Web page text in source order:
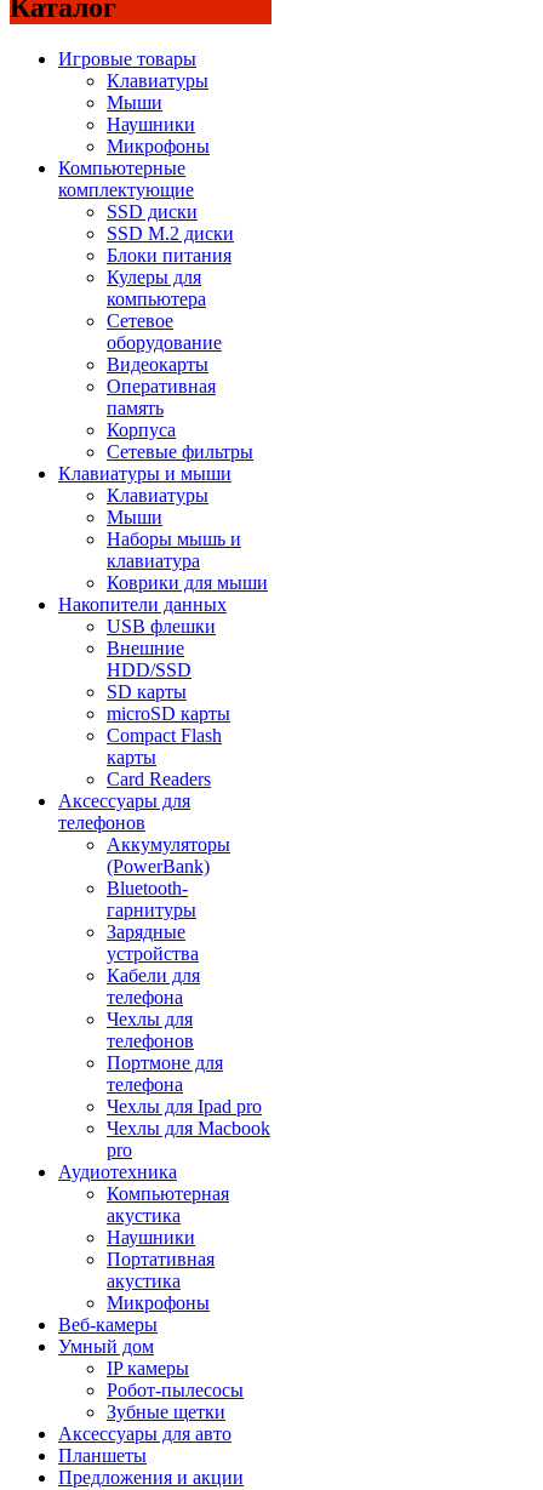
Каталог
Игровые товары
Клавиатуры
Мыши
Наушники
Микрофоны
Компьютерные
комплектующие
SSD диски
SSD M.2 диски
Блоки питания
Кулеры для
компьютера
Сетевое
оборудование
Видеокарты
Оперативная
память
Корпуса
Сетевые фильтры
Клавиатуры и мыши
Клавиатуры
Мыши
Наборы мышь и
клавиатура
Коврики для мыши
Накопители данных
USB флешки
Внешние
HDD/SSD
SD карты
microSD карты
Compact Flash
карты
Card Readers
Аксессуары для
телефонов
Аккумуляторы
(PowerBank)
Bluetooth-
гарнитуры
Зарядные
устройства
Кабели для
телефона
Чехлы для
телефонов
Портмоне для
телефона
Чехлы для Ipad pro
Чехлы для Macbook
pro
Аудиотехника
Компьютерная
акустика
Наушники
Портативная
акустика
Микрофоны
Веб-камеры
Умный дом
IP камеры
Робот-пылесосы
Зубные щетки
Аксессуары для авто
Планшеты
Предложения и акции